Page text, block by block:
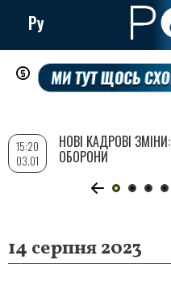
Перейти
до
вмісту
Ру
14 серпня 2023
15:20
03.01
НОВІ КАДРОВІ
ОБОРОНИ